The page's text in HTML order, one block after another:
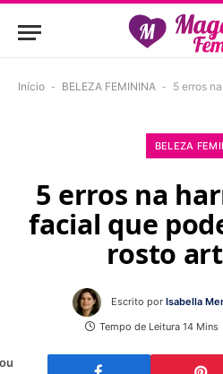
Início - BELEZA FEMININA - 5 erros na
BELEZA
5 erros na
facial que
rosto
Escrito por Isabella
Tempo de Leitura 14 Mins